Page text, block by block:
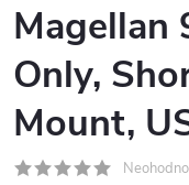
Magellan
Only,
Mount,